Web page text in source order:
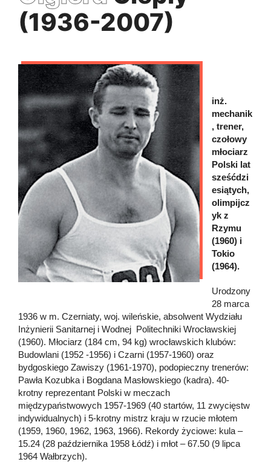
(1936-2007)
inż.
mechanik
, trener,
czołowy
młociarz
Polski lat
sześćdzi
esiątych,
olimpijcz
yk z
Rzymu
(1960) i
Tokio
(1964).
Urodzony
28 marca
1936 w m. Czerniaty, woj. wileńskie, absolwent Wydziału
Inżynierii Sanitarnej i Wodnej Politechniki Wrocławskiej
(1960). Młociarz (184 cm, 94 kg) wrocławskich klubów:
Budowlani (1952 -1956) i Czarni (1957-1960) oraz
bydgoskiego Zawiszy (1961-1970), podopieczny trenerów:
Pawła Kozubka i Bogdana Masłowskiego (kadra). 40-
krotny reprezentant Polski w meczach
międzypaństwowych 1957-1969 (40 startów, 11 zwycięstw
indywidualnych) i 5-krotny mistrz kraju w rzucie młotem
(1959, 1960, 1962, 1963, 1966). Rekordy życiowe: kula –
15.24 (28 października 1958 Łódź) i młot – 67.50 (9 lipca
1964 Wałbrzych).